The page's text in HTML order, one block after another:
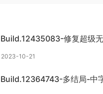
Build.12435083-修复超级
免费下载
2023-10-21
Build.12364743-多结局-中